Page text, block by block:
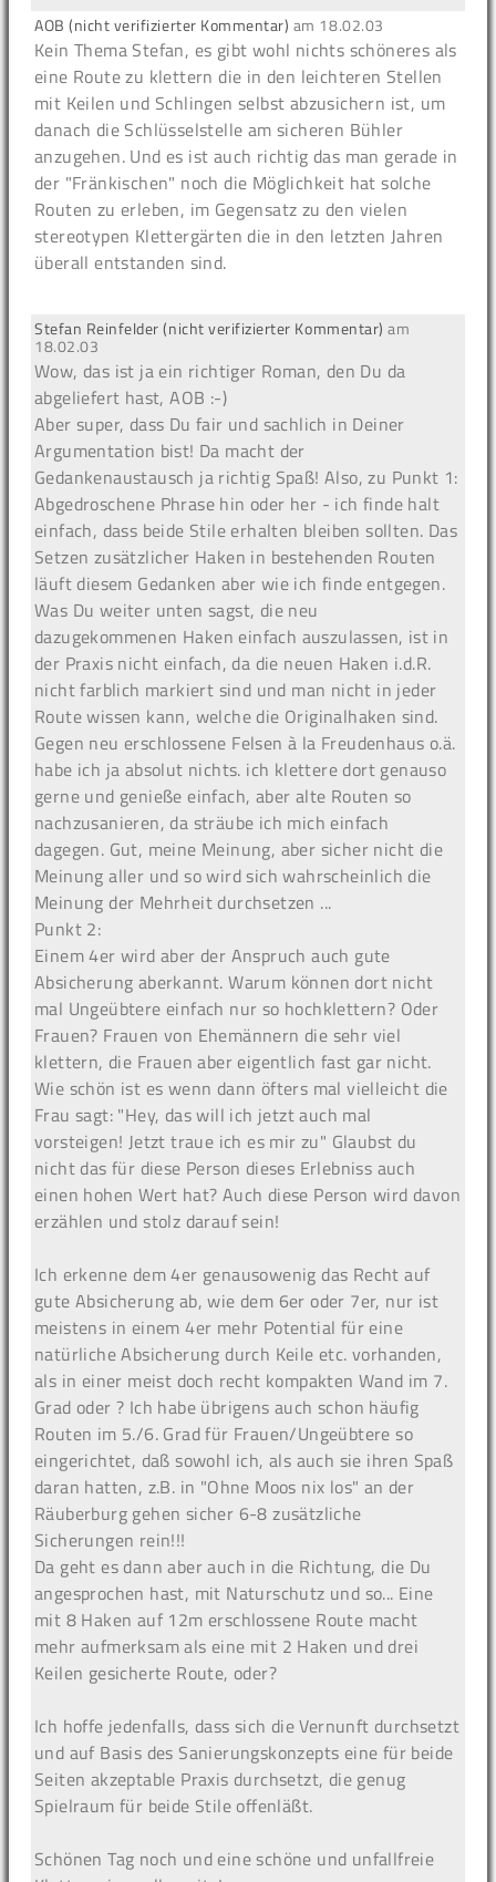
AOB (nicht verifizierter Kommentar) am 18.02.03
Kein Thema Stefan, es gibt wohl nichts schöneres als
eine Route zu klettern die in den leichteren Stellen
mit Keilen und Schlingen selbst abzusichern ist, um
danach die Schlüsselstelle am sicheren Bühler
anzugehen. Und es ist auch richtig das man gerade in
der "Fränkischen" noch die Möglichkeit hat solche
Routen zu erleben, im Gegensatz zu den vielen
stereotypen Klettergärten die in den letzten Jahren
überall entstanden sind.
Stefan Reinfelder (nicht verifizierter Kommentar) am
18.02.03
Wow, das ist ja ein richtiger Roman, den Du da
abgeliefert hast, AOB :-)
Aber super, dass Du fair und sachlich in Deiner
Argumentation bist! Da macht der
Gedankenaustausch ja richtig Spaß! Also, zu Punkt 1:
Abgedroschene Phrase hin oder her - ich finde halt
einfach, dass beide Stile erhalten bleiben sollten. Das
Setzen zusätzlicher Haken in bestehenden Routen
läuft diesem Gedanken aber wie ich finde entgegen.
Was Du weiter unten sagst, die neu
dazugekommenen Haken einfach auszulassen, ist in
der Praxis nicht einfach, da die neuen Haken i.d.R.
nicht farblich markiert sind und man nicht in jeder
Route wissen kann, welche die Originalhaken sind.
Gegen neu erschlossene Felsen à la Freudenhaus o.ä.
habe ich ja absolut nichts. ich klettere dort genauso
gerne und genieße einfach, aber alte Routen so
nachzusanieren, da sträube ich mich einfach
dagegen. Gut, meine Meinung, aber sicher nicht die
Meinung aller und so wird sich wahrscheinlich die
Meinung der Mehrheit durchsetzen ...
Punkt 2:
Einem 4er wird aber der Anspruch auch gute
Absicherung aberkannt. Warum können dort nicht
mal Ungeübtere einfach nur so hochklettern? Oder
Frauen? Frauen von Ehemännern die sehr viel
klettern, die Frauen aber eigentlich fast gar nicht.
Wie schön ist es wenn dann öfters mal vielleicht die
Frau sagt: "Hey, das will ich jetzt auch mal
vorsteigen! Jetzt traue ich es mir zu" Glaubst du
nicht das für diese Person dieses Erlebniss auch
einen hohen Wert hat? Auch diese Person wird davon
erzählen und stolz darauf sein!
Ich erkenne dem 4er genausowenig das Recht auf
gute Absicherung ab, wie dem 6er oder 7er, nur ist
meistens in einem 4er mehr Potential für eine
natürliche Absicherung durch Keile etc. vorhanden,
als in einer meist doch recht kompakten Wand im 7.
Grad oder ? Ich habe übrigens auch schon häufig
Routen im 5./6. Grad für Frauen/Ungeübtere so
eingerichtet, daß sowohl ich, als auch sie ihren Spaß
daran hatten, z.B. in "Ohne Moos nix los" an der
Räuberburg gehen sicher 6-8 zusätzliche
Sicherungen rein!!!
Da geht es dann aber auch in die Richtung, die Du
angesprochen hast, mit Naturschutz und so... Eine
mit 8 Haken auf 12m erschlossene Route macht
mehr aufmerksam als eine mit 2 Haken und drei
Keilen gesicherte Route, oder?
Ich hoffe jedenfalls, dass sich die Vernunft durchsetzt
und auf Basis des Sanierungskonzepts eine für beide
Seiten akzeptable Praxis durchsetzt, die genug
Spielraum für beide Stile offenläßt.
Schönen Tag noch und eine schöne und unfallfreie